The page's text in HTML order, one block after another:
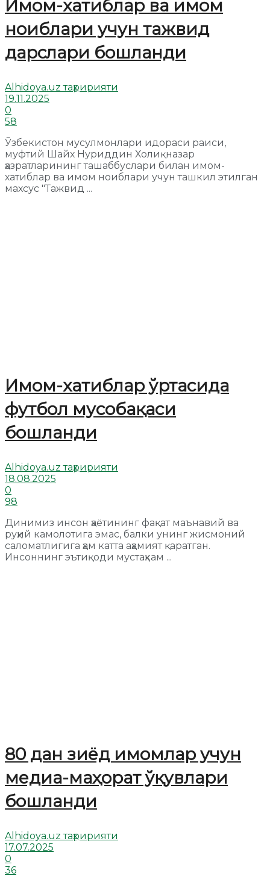
Имом-хатиблар ва имом
ноиблари учун тажвид
дарслари бошланди
Alhidoya.uz таҳририяти
19.11.2025
0
58
Ўзбекистон мусулмонлари идораси раиси,
муфтий Шайх Нуриддин Холиқназар
ҳазратларининг ташаббуслари билан имом-
хатиблар ва имом ноиблари учун ташкил этилган
махсус "Тажвид ...
Имом-хатиблар ўртасида
футбол мусобақаси
бошланди
Alhidoya.uz таҳририяти
18.08.2025
0
98
Динимиз инсон ҳаётининг фақат маънавий ва
руҳий камолотига эмас, балки унинг жисмоний
саломатлигига ҳам катта аҳамият қаратган.
Инсоннинг эътиқоди мустаҳкам ...
80 дан зиёд имомлар учун
медиа-маҳорат ўқувлари
бошланди
Alhidoya.uz таҳририяти
17.07.2025
0
36